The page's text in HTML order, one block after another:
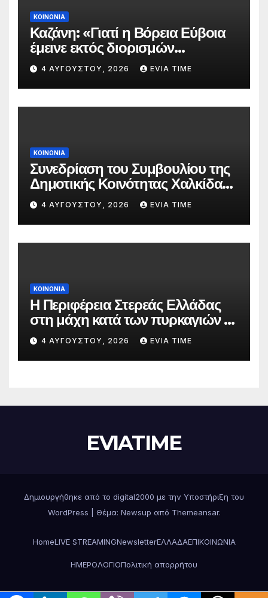
ΚΟΙΝΩΝΙΑ
Καζάνη: «Γιατί η Βόρεια Εύβοια
έμεινε εκτός διορισμών
δασκάλων;»
4 ΑΥΓΟΎΣΤΟΥ, 2026 EVIA TIME
ΚΟΙΝΩΝΙΑ
Συνεδρίαση του Συμβουλίου της
Δημοτικής Κοινότητας Χαλκίδας
την 5 Αυγούστου
4 ΑΥΓΟΎΣΤΟΥ, 2026 EVIA TIME
ΚΟΙΝΩΝΙΑ
Η Περιφέρεια Στερεάς Ελλάδας
στη μάχη κατά των πυρκαγιών –
Δράσεις και στήριξη σε πέντε
περιφερειακές ενότητες
4 ΑΥΓΟΎΣΤΟΥ, 2026 EVIA TIME
EVIATIME
Δημιουργήθηκε από το digital2000 με την Υποστήριξη του
WordPress
Θέμα: Newsup από Themeansar.
HomeLIVE STREAMINGNewsletterΕΛΛΑΔΑΕΠΙΚΟΙΝΩΝΙΑ
ΗΜΕΡΟΛΟΓΙΟΠολιτική απορρήτου